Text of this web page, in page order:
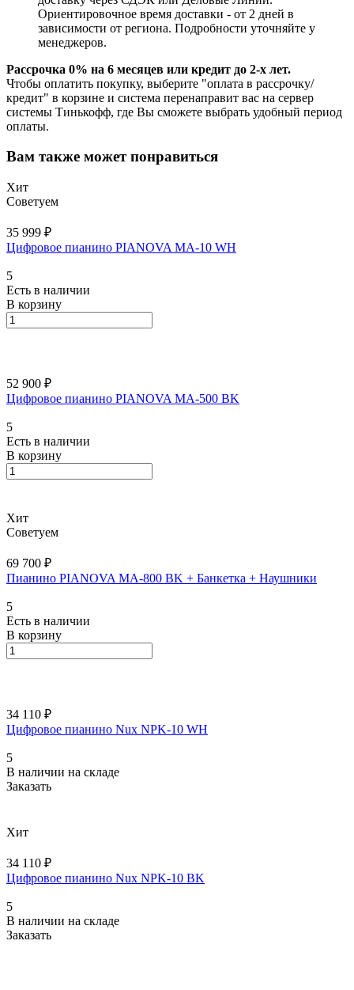
Ориентировочное время доставки - от 2 дней в
зависимости от региона. Подробности уточняйте у
менеджеров.
Рассрочка 0% на 6 месяцев или кредит до 2-х лет.
Чтобы оплатить покупку, выберите "оплата в рассрочку/
кредит" в корзине и система перенаправит вас на сервер
системы Тинькофф, где Вы сможете выбрать удобный период
оплаты.
Вам также может понравиться
Хит
Советуем
35 999 ₽
Цифровое пианино PIANOVA MA-10 WH
5
Есть в наличии
В корзину
52 900 ₽
Цифровое пианино PIANOVA MA-500 BK
5
Есть в наличии
В корзину
Хит
Советуем
69 700 ₽
Пианино PIANOVA MA-800 BK + Банкетка + Наушники
5
Есть в наличии
В корзину
34 110 ₽
Цифровое пианино Nux NPK-10 WH
5
В наличии на складе
Заказать
Хит
34 110 ₽
Цифровое пианино Nux NPK-10 BK
5
В наличии на складе
Заказать